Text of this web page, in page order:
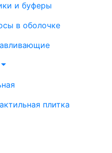
и буферы
в оболочке
плитка